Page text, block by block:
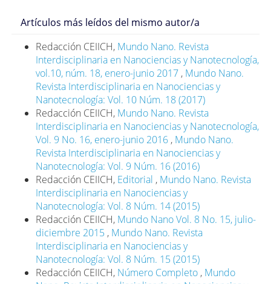
Artículos más leídos del mismo autor/a
Redacción CEIICH, Mundo Nano. Revista
Interdisciplinaria en Nanociencias y Nanotecnología,
vol.10, núm. 18, enero-junio 2017 , Mundo Nano.
Revista Interdisciplinaria en Nanociencias y
Nanotecnología: Vol. 10 Núm. 18 (2017)
Redacción CEIICH, Mundo Nano. Revista
Interdisciplinaria en Nanociencias y Nanotecnología,
Vol. 9 No. 16, enero-junio 2016 , Mundo Nano.
Revista Interdisciplinaria en Nanociencias y
Nanotecnología: Vol. 9 Núm. 16 (2016)
Redacción CEIICH, Editorial , Mundo Nano. Revista
Interdisciplinaria en Nanociencias y
Nanotecnología: Vol. 8 Núm. 14 (2015)
Redacción CEIICH, Mundo Nano Vol. 8 No. 15, julio-
diciembre 2015 , Mundo Nano. Revista
Interdisciplinaria en Nanociencias y
Nanotecnología: Vol. 8 Núm. 15 (2015)
Redacción CEIICH, Número Completo , Mundo